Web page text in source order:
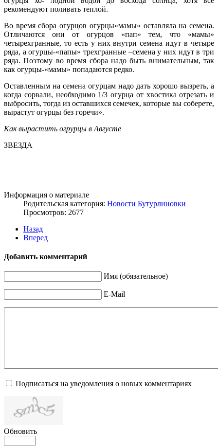
рекомендуют поливать теплой.
Во время сбора огурцов огурцы«мамы» оставляла на семена.
Отличаются они от огурцов «пап» тем, что «мамы»
четырехгранные, то есть у них внутри семена идут в четыре
ряда, а огурцы-«папы» трехгранные –семена у них идут в три
ряда. Поэтому во время сбора надо быть внимательным, так
как огурцы-«мамы» попадаются редко.
Оставленным на семена огурцам надо дать хорошо вызреть, а
когда сорвали, необходимо 1/3 огурца от хвостика отрезать и
выбросить, тогда из оставшихся семечек, которые вы соберете,
вырастут огурцы без горечи».
Как вырастить огрурцы в Августе
ЗВЕЗДА
Информация о материале
Родительская категория: Новости Бутурлиновки
Просмотров: 2677
Назад
Вперед
Добавить комментарий
Имя (обязательное)
E-Mail
Подписаться на уведомления о новых комментариях
Обновить